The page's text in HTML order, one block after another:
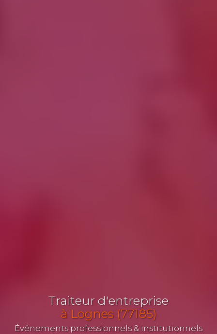
Traiteur d'entreprise
à Lognes (77185)
Événements professionnels & institutionnels